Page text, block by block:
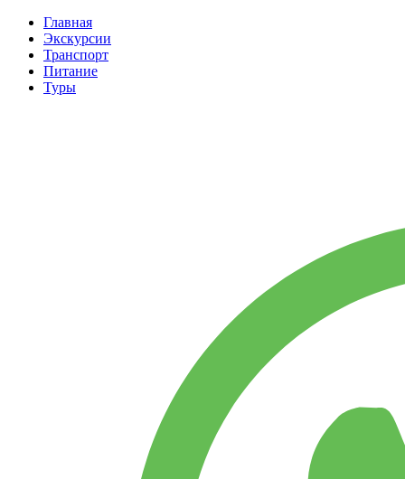
Главная
Экскурсии
Транспорт
Питание
Туры